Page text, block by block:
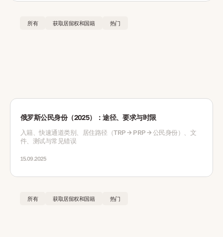
所有 获取居留权和国籍 热门
俄罗斯公民身份（2025）：途径、要求与时限
入籍、快速通道类别、居住路径（TRP → PRP → 公民身份）、文
件、测试与常见错误
15.09.2025
所有 获取居留权和国籍 热门